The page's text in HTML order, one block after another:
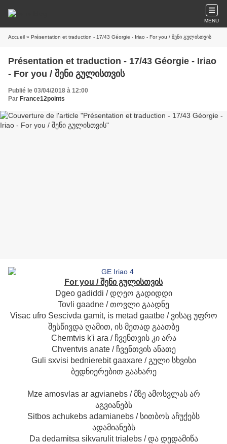
MENU
Accueil » Présentation et traduction - 17/43 Géorgie - Iriao - For you / შენი გულისთვის
Présentation et traduction - 17/43 Géorgie - Iriao
- For you / შენი გულისთვის
Publié le 03/04/2018 à 12:00
Par France12points
For you / შენი გულისთვის
Dgeo gadiddi / დღეო გადიდდი
Tovli gaadne / თოვლი გაადნე
Visac ufro Sescivda gamit, is metad gaatbe / ვისაც უფრო
შესწივდა ღამით, ის მეთად გაათბე
Chemtvis k'i ara / ჩვენთვის კი არა
Chventvis anate / ჩვენთვის ანათე
Guli sxvisi bednierebit gaaxare / გული სხვისი
ბედნიერებით გაახარე
Mze amosvlas ar agvianebs / მზე ამოსვლას არ
აგვიანებს
Sitbos achukebs adamianebs / სითბოს აჩუქებს
ადამიანებს
Da dedamitsa sikvarulit trialebs / და დედამიწა